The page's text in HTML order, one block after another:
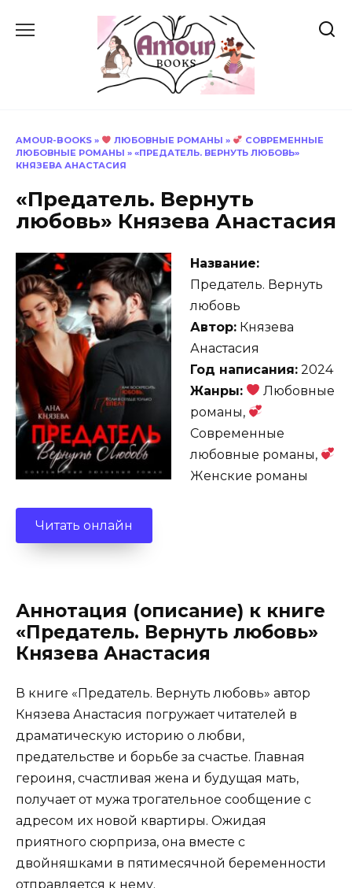
AMOUR-BOOKS » ЛЮБОВНЫЕ РОМАНЫ »
СОВРЕМЕННЫЕ
ЛЮБОВНЫЕ РОМАНЫ » «ПРЕДАТЕЛЬ. ВЕРНУТЬ ЛЮБОВЬ»
КНЯЗЕВА АНАСТАСИЯ
«Предатель. Вернуть
любовь» Князева Анастасия
Название:
Предатель. Вернуть
любовь
Автор: Князева
Анастасия
Год написания: 2024
Жанры:
Любовные
романы,
Современные
любовные романы,
Женские романы
Читать онлайн
Аннотация (описание) к книге
«Предатель. Вернуть любовь»
Князева Анастасия
В книге «Предатель. Вернуть любовь» автор
Князева Анастасия погружает читателей в
драматическую историю о любви,
предательстве и борьбе за счастье. Главная
героиня, счастливая жена и будущая мать,
получает от мужа трогательное сообщение с
адресом их новой квартиры. Ожидая
приятного сюрприза, она вместе с
двойняшками в пятимесячной беременности
отправляется к нему.